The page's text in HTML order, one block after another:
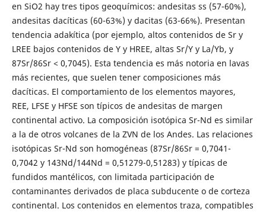
en SiO2 hay tres tipos geoquímicos: andesitas ss (57-60%),
andesitas dacíticas (60-63%) y dacitas (63-66%). Presentan
tendencia adakítica (por ejemplo, altos contenidos de Sr y
LREE bajos contenidos de Y y HREE, altas Sr/Y y La/Yb, y
87Sr/86Sr < 0,7045). Esta tendencia es más notoria en lavas
más recientes, que suelen tener composiciones más
dacíticas. El comportamiento de los elementos mayores,
REE, LFSE y HFSE son típicos de andesitas de margen
continental activo. La composición isotópica Sr-Nd es similar
a la de otros volcanes de la ZVN de los Andes. Las relaciones
isotópicas Sr-Nd son homogéneas (87Sr/86Sr = 0,7041-
0,7042 y 143Nd/144Nd = 0,51279-0,51283) y típicas de
fundidos mantélicos, con limitada participación de
contaminantes derivados de placa subducente o de corteza
continental. Los contenidos en elementos traza, compatibles